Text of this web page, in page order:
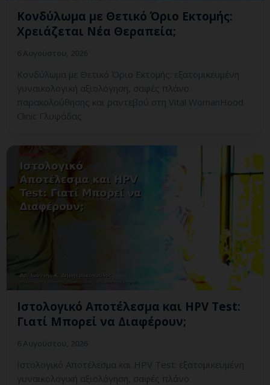
Κονδύλωμα με Θετικό Όριο Εκτομής:
Χρειάζεται Νέα Θεραπεία;
Κονδύλωμα με Θετικό Όριο Εκτομής: εξατομικευμένη
γυναικολογική αξιολόγηση, σαφές πλάνο
παρακολούθησης και ραντεβού στη Vital WomanHood
Clinic Γλυφάδας.
Ιστολογικό Αποτέλεσμα και HPV Test:
Γιατί Μπορεί να Διαφέρουν;
Ιστολογικό Αποτέλεσμα και HPV Test: εξατομικευμένη
γυναικολογική αξιολόγηση, σαφές πλάνο